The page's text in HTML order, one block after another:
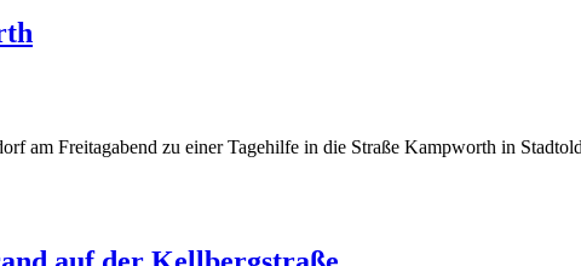
am Freitagabend zu einer Tagehilfe in die Straße Kampworth in